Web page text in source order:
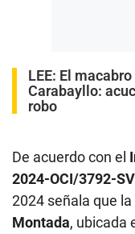
LEE: El
Carabayllo:
robo
De acuerdo con el
2024-OCI/3792-
2024 señala que la
Montada, ubicada